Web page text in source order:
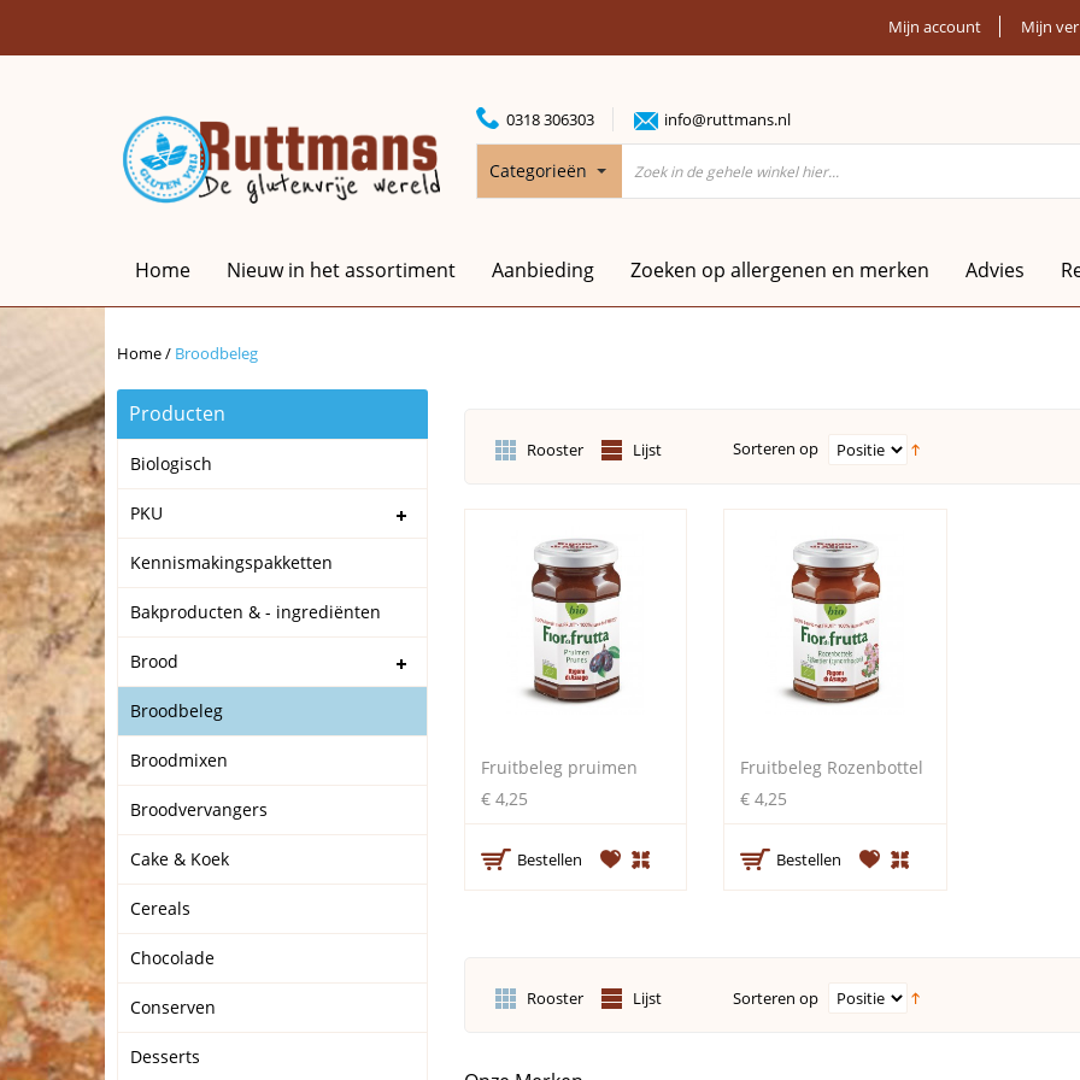
Mijn account Mijn
0318 306303 info@ruttmans.nl
Categorieën
Home Nieuw in het assortiment Aanbieding Zoeken op allergenen en merken Advies
Home/ Broodbeleg
Producten
Biologisch
PKU
Kennismakingspakketten
Bakproducten & - ingrediënten
Brood
Broodbeleg
Broodmixen
Broodvervangers
Cake & Koek
Cereals
Chocolade
Conserven
Desserts
Rooster Lijst Sorteren op
Fruitbeleg pruimen
€ 4,25
Bestellen
Fruitbeleg Rozenbottel
€ 4,25
Bestellen
Rooster Lijst Sorteren op